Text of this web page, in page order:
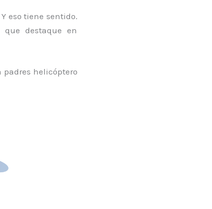
eso tiene sentido.
destaque en
padres helicóptero